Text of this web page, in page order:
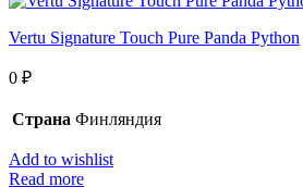
Vertu Signature Touch Pure Panda Python
0 ₽
Страна Финляндия
Add to wishlist
Read more